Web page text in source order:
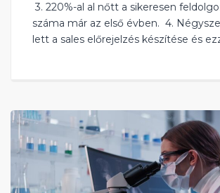
‍3. 220%-al al nőtt a sikeresen
száma már az első évben. ‍ ‍4.
lett a sales előrejelzés készítése és